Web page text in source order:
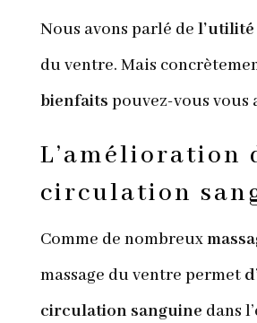
Nous avons parlé de l’utilité
du ventre. Mais
bienfaits pouvez-vous vous
L’amélioration
circulation
Comme de nombreux
massage du ventre permet
circulation sanguine dans